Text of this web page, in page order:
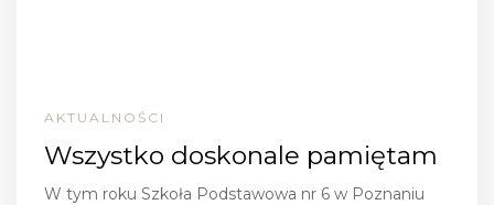
AKTUALNOŚCI
Wszystko doskonale pamiętam
W tym roku Szkoła Podstawowa nr 6 w Poznaniu